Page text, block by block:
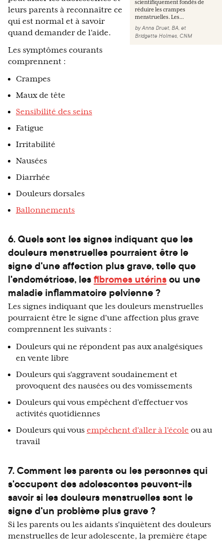
scientifiquement fondés de
réduire les crampes
menstruelles. Les...
byAnna Druet, BA, et
Bridgette Holmes, CNM
leurs parents à reconnaître ce
qui est normal et à savoir
quand demander de l'aide.
Les symptômes courants
comprennent :
Crampes
Maux de tête
Sensibilité des seins
Fatigue
Irritabilité
Nausées
Diarrhée
Douleurs dorsales
Ballonnements
6. Quels sont les signes indiquant que les
douleurs menstruelles pourraient être le
signe d'une affection plus grave, telle que
l'endométriose, lesfibromes utérinsou une
maladie inflammatoire pelvienne ?
Les signes indiquant que les douleurs menstruelles
pourraient être le signe d'une affection plus grave
comprennent les suivants :
Douleurs qui ne répondent pas aux analgésiques
en vente libre
Douleurs qui s'aggravent soudainement et
provoquent des nausées ou des vomissements
Douleurs qui vous empêchent d'effectuer vos
activités quotidiennes
Douleurs qui vous empêchent d'aller à l'école ou au
travail
7. Comment les parents ou les personnes qui
s'occupent des adolescentes peuvent-ils
savoir si les douleurs menstruelles sont le
signe d'un problème plus grave ?
Si les parents ou les aidants s'inquiètent des douleurs
menstruelles de leur adolescente, la première étape